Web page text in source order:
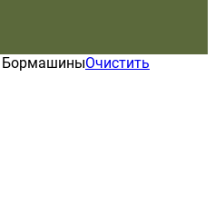
БормашиныОчистить